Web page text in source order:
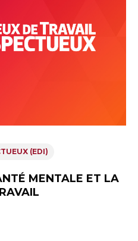
(EDI)
MENTALE ET LA